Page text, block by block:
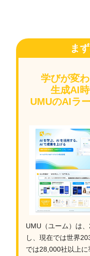
ま
学びが変
生成AI時
UMUのAIラ
UMU（ユーム）は
し、現在では世界
では28,000社以上